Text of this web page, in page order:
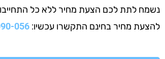
נשמח לתת לכם הצעת מחיר ללא כל התחייבות.
להצעת מחיר בחינם התקשרו עכשיו: 056